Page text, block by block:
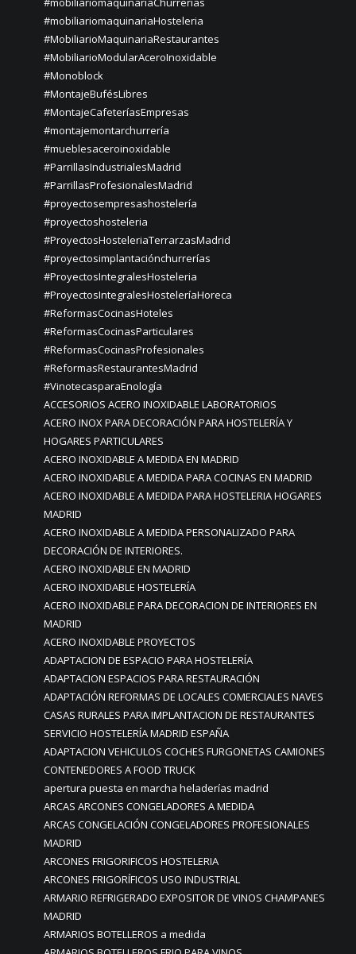
#mobiliariomaquinariaHosteleria
#MobiliarioMaquinariaRestaurantes
#MobiliarioModularAceroInoxidable
#Monoblock
#MontajeBufésLibres
#MontajeCafeteríasEmpresas
#montajemontarchurrería
#mueblesaceroinoxidable
#ParrillasIndustrialesMadrid
#ParrillasProfesionalesMadrid
#proyectosempresashostelería
#proyectoshosteleria
#ProyectosHosteleriaTerrarzasMadrid
#proyectosimplantaciónchurrerías
#ProyectosIntegralesHosteleria
#ProyectosIntegralesHosteleríaHoreca
#ReformasCocinasHoteles
#ReformasCocinasParticulares
#ReformasCocinasProfesionales
#ReformasRestaurantesMadrid
#VinotecasparaEnología
ACCESORIOS ACERO INOXIDABLE LABORATORIOS
ACERO INOX PARA DECORACIÓN PARA HOSTELERÍA Y
HOGARES PARTICULARES
ACERO INOXIDABLE A MEDIDA EN MADRID
ACERO INOXIDABLE A MEDIDA PARA COCINAS EN MADRID
ACERO INOXIDABLE A MEDIDA PARA HOSTELERIA HOGARES
MADRID
ACERO INOXIDABLE A MEDIDA PERSONALIZADO PARA
DECORACIÓN DE INTERIORES.
ACERO INOXIDABLE EN MADRID
ACERO INOXIDABLE HOSTELERÍA
ACERO INOXIDABLE PARA DECORACION DE INTERIORES EN
MADRID
ACERO INOXIDABLE PROYECTOS
ADAPTACION DE ESPACIO PARA HOSTELERÍA
ADAPTACION ESPACIOS PARA RESTAURACIÓN
ADAPTACIÓN REFORMAS DE LOCALES COMERCIALES NAVES
CASAS RURALES PARA IMPLANTACION DE RESTAURANTES
SERVICIO HOSTELERÍA MADRID ESPAÑA
ADAPTACION VEHICULOS COCHES FURGONETAS CAMIONES
CONTENEDORES A FOOD TRUCK
apertura puesta en marcha heladerías madrid
ARCAS ARCONES CONGELADORES A MEDIDA
ARCAS CONGELACIÓN CONGELADORES PROFESIONALES
MADRID
ARCONES FRIGORIFICOS HOSTELERIA
ARCONES FRIGORÍFICOS USO INDUSTRIAL
ARMARIO REFRIGERADO EXPOSITOR DE VINOS CHAMPANES
MADRID
ARMARIOS BOTELLEROS a medida